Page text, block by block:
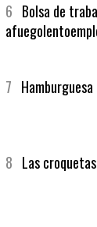
6 Bolsa de
7
8 Las